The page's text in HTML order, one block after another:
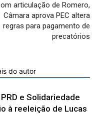
articulação de Romero,
Câmara aprova PEC altera
regras para pagamento de
precatórios
do autor
e Solidariedade
à reeleição de Lucas